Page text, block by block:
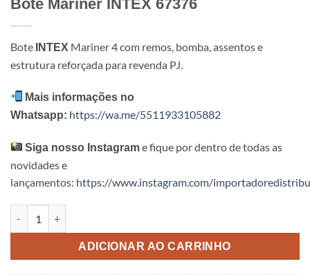
Bote Mariner INTEX 67376
Bote INTEX Mariner 4 com remos, bomba, assentos e
estrutura reforçada para revenda PJ.
Mais informações no
Whatsapp: https://wa.me/5511933105882
Siga nosso Instagrame fique por dentro de todas as
novidades e
lançamentos: https://www.instagram.com/
ADICIONAR AO CARRINHO